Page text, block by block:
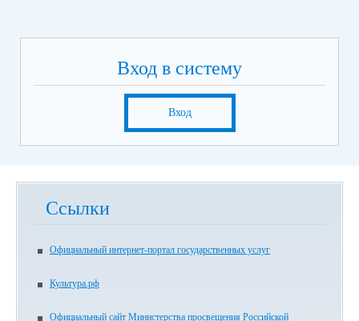
Вход в систему
Вход
Ссылки
Официальный интернет-портал государственных услуг
Культура.рф
Официальный сайт Министерства просвещения Российской